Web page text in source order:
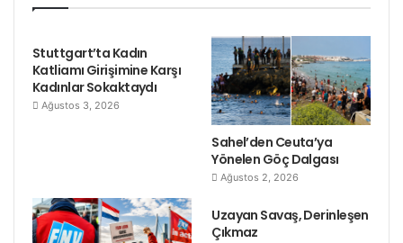
Stuttgart’ta Kadın
Katliamı Girişimine Karşı
Kadınlar Sokaktaydı
Ağustos 3, 2026
Sahel’den Ceuta’ya
Yönelen Göç Dalgası
Ağustos 2, 2026
Uzayan Savaş, Derinleşen
Çıkmaz